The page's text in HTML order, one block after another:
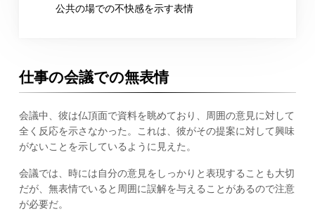
公共の場での不快感を示す表情
仕事の会議での無表情
会議中、彼は仏頂面で資料を眺めており、周囲の意見に対して
全く反応を示さなかった。これは、彼がその提案に対して興味
がないことを示しているように見えた。
会議では、時には自分の意見をしっかりと表現することも大切
だが、無表情でいると周囲に誤解を与えることがあるので注意
が必要だ。